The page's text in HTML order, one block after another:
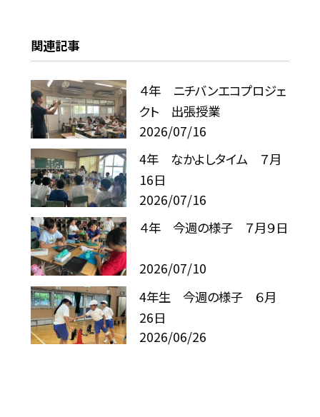
関連記事
４年 ニチバンエコプロジェ
クト 出張授業
2026/07/16
4年 なかよしタイム ７月
16日
2026/07/16
４年 今週の様子 ７月９日
2026/07/10
4年生 今週の様子 ６月
26日
2026/06/26